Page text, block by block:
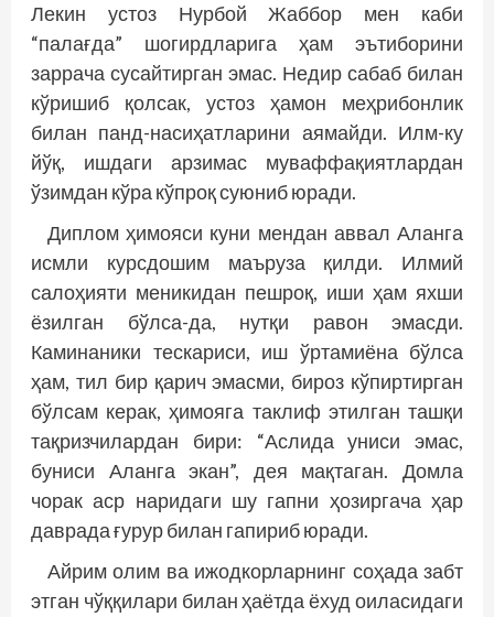
Лекин устоз Нурбой Жаббор мен каби
“палағда” шогирдларига ҳам эътиборини
заррача сусайтирган эмас. Недир сабаб билан
кўришиб қолсак, устоз ҳамон меҳрибонлик
билан панд-насиҳатларини аямайди. Илм-ку
йўқ, ишдаги арзимас муваффақиятлардан
ўзимдан кўра кўпроқ суюниб юради.
Диплом ҳимояси куни мендан аввал Аланга
исмли курсдошим маъруза қилди. Илмий
салоҳияти меникидан пешроқ, иши ҳам яхши
ёзилган бўлса-да, нутқи равон эмасди.
Каминаники тескариси, иш ўртамиёна бўлса
ҳам, тил бир қарич эмасми, бироз кўпиртирган
бўлсам керак, ҳимояга таклиф этилган ташқи
тақризчилардан бири: “Аслида униси эмас,
буниси Аланга экан”, дея мақтаган. Домла
чорак аср наридаги шу гапни ҳозиргача ҳар
даврада ғурур билан гапириб юради.
Айрим олим ва ижодкорларнинг соҳада забт
этган чўққилари билан ҳаётда ёхуд оиласидаги